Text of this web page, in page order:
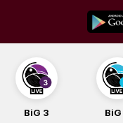
content
BiG 3 BiG 4